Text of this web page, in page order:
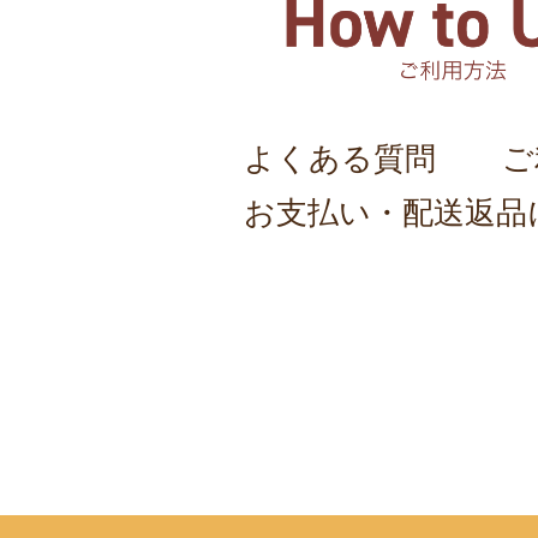
よくある質問
お支払い・配送返